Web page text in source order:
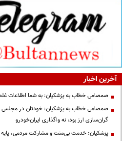
آخرین اخبار
صمصامی خطاب به پزشکیان: به شما اطلاعات
صمصامی خطاب به پزشکیان: خودتان در مجلس
گران‌سازی ارز بود، نه واگذاری ایران‌خودرو
پزشکیان: خدمت بی‌منت و مشارکت مردمی،